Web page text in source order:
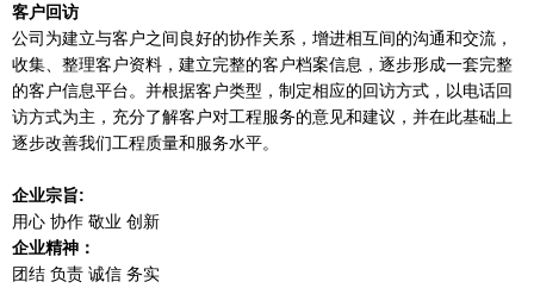
客户回访
公司为建立与客户之间良好的协作关系，增进相互间的沟通和交流，
收集、整理客户资料，建立完整的客户档案信息，逐步形成一套完整
的客户信息平台。并根据客户类型，制定相应的回访方式，以电话回
访方式为主，充分了解客户对工程服务的意见和建议，并在此基础上
逐步改善我们工程质量和服务水平。
企业宗旨:
用心 协作 敬业 创新
企业精神：
团结 负责 诚信 务实